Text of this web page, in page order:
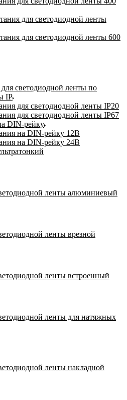
для светодиодной ленты
для светодиодной ленты 600
светодиодной ленты по
IP
для светодиодной ленты IP20
для светодиодной ленты IP67
DIN-рейку
на DIN-рейку 12В
на DIN-рейку 24В
ленты алюминиевый
ленты врезной
ленты встроенный
ленты для натяжных
ленты накладной